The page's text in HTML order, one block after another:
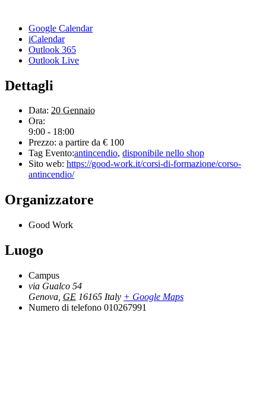
Google Calendar
iCalendar
Outlook 365
Outlook Live
Dettagli
Data: 20 Gennaio
Ora:
9:00 - 18:00
Prezzo: a partire da € 100
Tag Evento:antincendio, disponibile nello shop
Sito web: https://good-work.it/corsi-di-formazione/corso-
antincendio/
Organizzatore
Good Work
Luogo
Campus
via Gualco 54
Genova GE 16165 Italy + Google Maps
Numero di telefono 010267991